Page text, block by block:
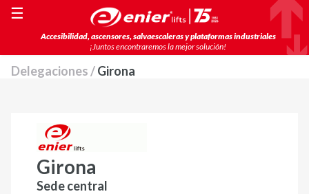
Accesibilidad, ascensores, salvaescaleras y plataformas industriales
¡Juntos encontraremos la mejor solución!
☰
Delegaciones /Girona
Girona
Sede central